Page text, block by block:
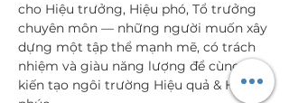
cho Hiệu trưởng, Hiệu phó, Tổ trưởng
chuyên môn — những người muốn xây
dựng một tập thể mạnh mẽ, có trách
nhiệm và giàu năng lượng để cùng
kiến tạo ngôi trường Hiệu quả & Hạnh